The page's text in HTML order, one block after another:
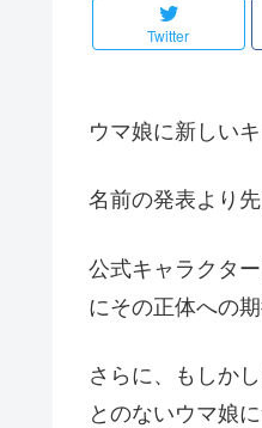
Twitter
ウマ娘に新しい
名前の発表より
公式キャラクタ
にその正体への
さらに、もしか
とのないウマ娘